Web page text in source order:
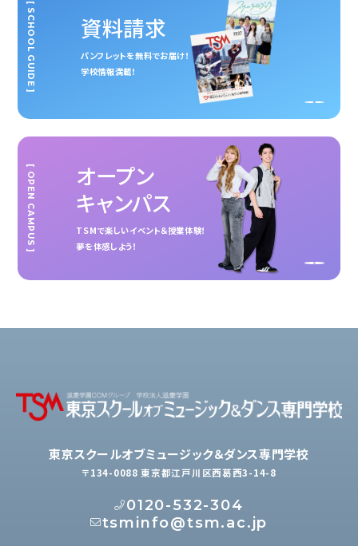
資料請求
パンフレットを無料でお届け！
学校情報満載！
[ SCHOOL GUIDE ]
オープン
キャンパス
TSMで楽しいイベント＆授業体験！
夢を体感しよう！
[ OPEN CAMPUS ]
東京スクールオブミュージック＆ダンス専門学校
〒134-0088 東京都江戸川区西葛西3-14-8
0120-532-304
tsminfo@tsm.ac.jp